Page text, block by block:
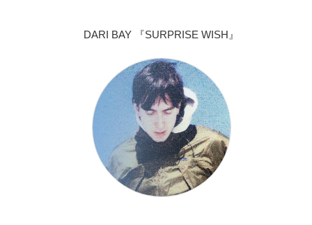
DARI BAY 『SURPRISE WISH』